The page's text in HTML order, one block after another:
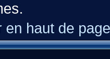
en haut de page